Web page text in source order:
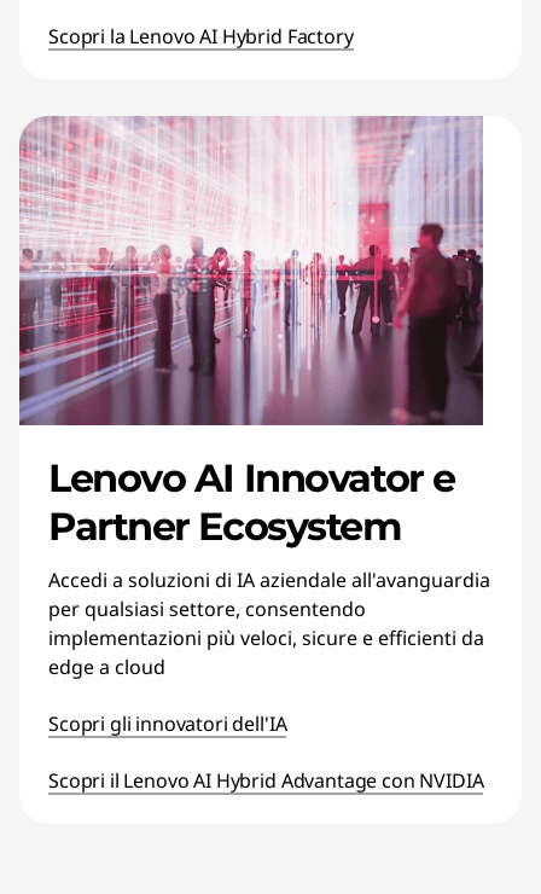
Scopri la Lenovo AI Hybrid Factory
Lenovo AI Innovator e
Partner Ecosystem
Accedi a soluzioni di IA aziendale all'avanguardia
per qualsiasi settore, consentendo
implementazioni più veloci, sicure e efficienti da
edge a cloud
Scopri gli innovatori dell'IA
Scopri il Lenovo AI Hybrid Advantage con NVIDIA